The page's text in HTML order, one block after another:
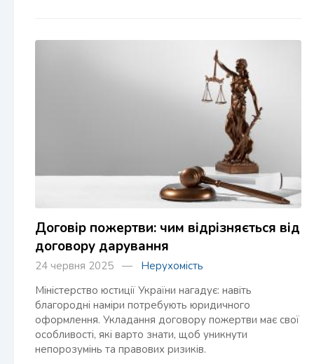
Договір пожертви: чим відрізняється від
договору дарування
24 червня 2025 — Нерухомість
Міністерство юстиції України нагадує: навіть
благородні наміри потребують юридичного
оформлення. Укладання договору пожертви має свої
особливості, які варто знати, щоб уникнути
непорозумінь та правових ризиків.